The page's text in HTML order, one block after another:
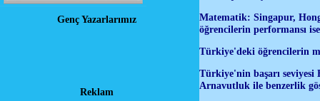
Genç Yazarlarımız
Reklam
Matematik: Singapur,
öğrencilerin performansı
Türkiye'deki öğrencilerin
Türkiye'nin başarı
Arnavutluk ile benzerlik